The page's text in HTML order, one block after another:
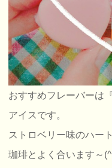
おすすめフレーバーは
アイスです。
ストロベリー味のハー
珈琲とよく合います～